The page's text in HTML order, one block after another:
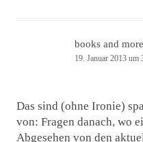
books and more
19. Januar 2013 um
Das sind (ohne Ironie)
von: Fragen danach, wo
Abgesehen von den